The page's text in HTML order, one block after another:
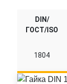
DIN/
ГОСТ/ISO
1804